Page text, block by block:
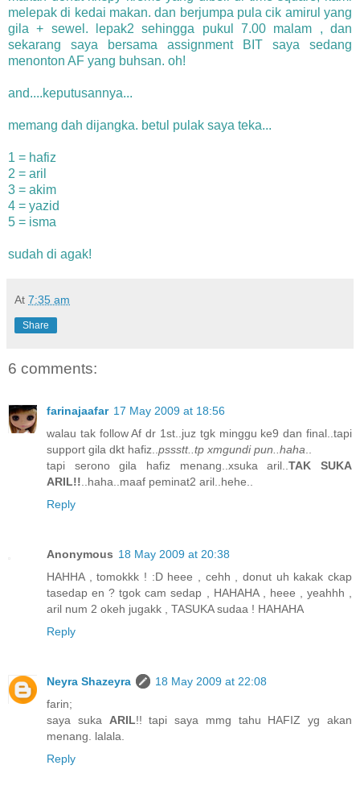
melepak di kedai makan. dan berjumpa pula cik amirul yang
gila + sewel. lepak2 sehingga pukul 7.00 malam , dan
sekarang saya bersama assignment BIT saya sedang
menonton AF yang buhsan. oh!
and....keputusannya...
memang dah dijangka. betul pulak saya teka...
1 = hafiz
2 = aril
3 = akim
4 = yazid
5 = isma
sudah di agak!
At 7:35 am
Share
6 comments:
farinajaafar 17 May 2009 at 18:56
walau tak follow Af dr 1st..juz tgk minggu ke9 dan final..tapi
support gila dkt hafiz.. pssstt..tp xmgundi pun..haha
tapi serono gila hafiz menang..xsuka aril..TAK SUKA
ARIL!! ..haha..maaf peminat2 aril..hehe..
Reply
Anonymous 18 May 2009 at 20:38
HAHHA , tomokkk ! :D heee , cehh , donut uh kakak ckap
tasedap en ? tgok cam sedap , HAHAHA , heee , yeahhh ,
aril num 2 okeh jugakk , TASUKA sudaa ! HAHAHA
Reply
Neyra Shazeyra
18 May 2009 at 22:08
farin;
saya suka ARIL!! tapi saya mmg tahu HAFIZ yg akan
menang. lalala.
Reply